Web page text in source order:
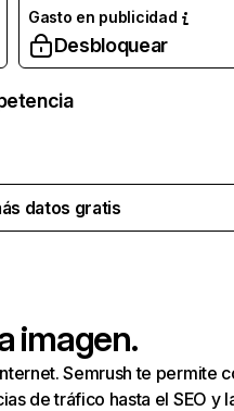
Gasto en publicidad
Desbloquear
datos gratis
imagen.
Semrush te permite
de tráfico hasta el SEO y